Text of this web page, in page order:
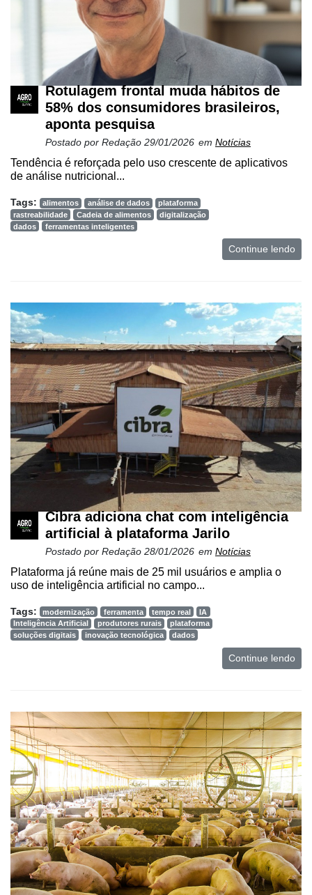
Rotulagem frontal muda hábitos de
58% dos consumidores brasileiros,
aponta pesquisa
Postado por Redação 29/01/2026 em Notícias
Tendência é reforçada pelo uso crescente de aplicativos
de análise nutricional...
Tags: alimentos análise de dados
plataforma
rastreabilidade
Cadeia de alimentos
digitalização
dados
ferramentas inteligentes
Continue lendo
Cibra adiciona chat com inteligência
artificial à plataforma Jarilo
Postado por Redação 28/01/2026 em Notícias
Plataforma já reúne mais de 25 mil usuários e amplia o
uso de inteligência artificial no campo...
Tags: modernização ferramenta tempo real
IA
Inteligência Artificial
produtores rurais
plataforma
soluções digitais
inovação tecnológica dados
Continue lendo